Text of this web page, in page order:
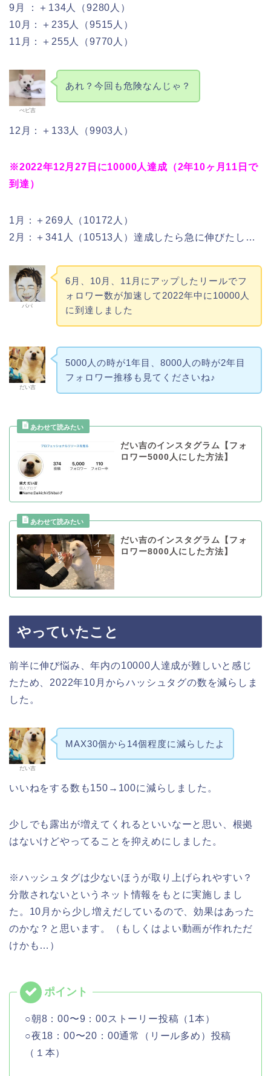
9月 ：＋134人（9280人）
10月：＋235人（9515人）
11月：＋255人（9770人）
べビ吉
あれ？今回も危険なんじゃ？
12月：＋133人（9903人）
※2022年12月27日に10000人達成（2年10ヶ月11日で
到達）
1月：＋269人（10172人）
2月：＋341人（10513人）達成したら急に伸びたし…
パパ
6月、10月、11月にアップしたリールでフ
ォロワー数が加速して2022年中に10000人
に到達しました
だい吉
5000人の時が1年目、8000人の時が2年目
フォロワー推移も見てくださいね♪
だい吉のインスタグラム【フォ
ロワー5000人にした方法】
だい吉のインスタグラム【フォ
ロワー8000人にした方法】
やっていたこと
前半に伸び悩み、年内の10000人達成が難しいと感じ
たため、2022年10月からハッシュタグの数を減らしま
した。
だい吉
MAX30個から14個程度に減らしたよ
いいねをする数も150→100に減らしました。
少しでも露出が増えてくれるといいなーと思い、根拠
はないけどやってることを抑えめにしました。
※ハッシュタグは少ないほうが取り上げられやすい？
分散されないというネット情報をもとに実施しまし
た。10月から少し増えだしているので、効果はあった
のかな？と思います。（もしくはよい動画が作れただ
けかも…）
○朝8：00〜9：00ストーリー投稿（1本）
○夜18：00〜20：00通常（リール多め）投稿
（１本）